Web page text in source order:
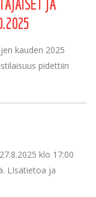
JA
kauden 2025
pidettiin
klo 17:00
LIsätietoa ja